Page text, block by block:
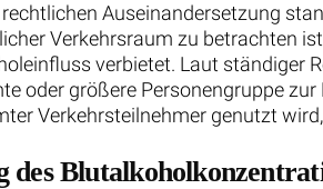
Auseinandersetzung
Verkehrsraum zu betrachten
verbietet. Laut ständiger
oder größere Personengruppe
Verkehrsteilnehmer genutzt
des